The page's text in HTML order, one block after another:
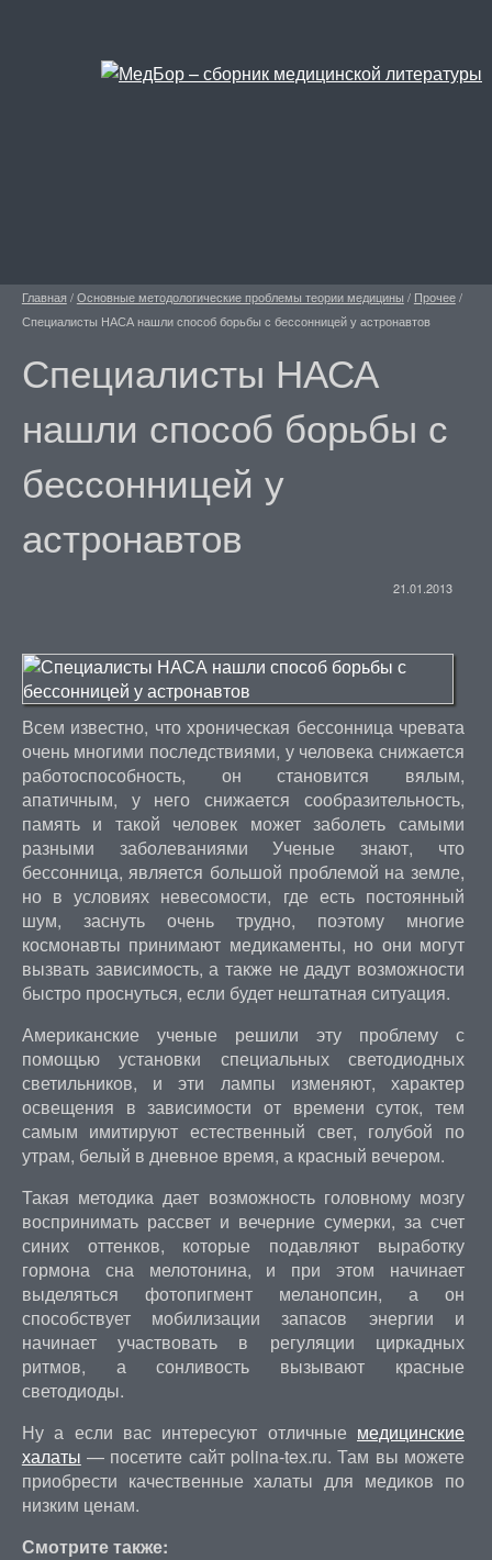
Главная /Основные методологические проблемы теории медицины / Прочее/
Специалисты НАСА нашли способ борьбы с бессонницей у астронавтов
Специалисты НАСА
нашли способ борьбы с
бессонницей у
астронавтов
21.01.2013
Всем известно, что хроническая бессонница чревата
очень многими последствиями, у человека снижается
работоспособность, он становится вялым,
апатичным, у него снижается сообразительность,
память и такой человек может заболеть самыми
разными заболеваниями Ученые знают, что
бессонница, является большой проблемой на земле,
но в условиях невесомости, где есть постоянный
шум, заснуть очень трудно, поэтому многие
космонавты принимают медикаменты, но они могут
вызвать зависимость, а также не дадут возможности
быстро проснуться, если будет нештатная ситуация.
Американские ученые решили эту проблему с
помощью установки специальных светодиодных
светильников, и эти лампы изменяют, характер
освещения в зависимости от времени суток, тем
самым имитируют естественный свет, голубой по
утрам, белый в дневное время, а красный вечером.
Такая методика дает возможность головному мозгу
воспринимать рассвет и вечерние сумерки, за счет
синих оттенков, которые подавляют выработку
гормона сна мелотонина, и при этом начинает
выделяться фотопигмент меланопсин, а он
способствует мобилизации запасов энергии и
начинает участвовать в регуляции циркадных
ритмов, а сонливость вызывают красные
светодиоды.
Ну а если вас интересуют отличные медицинские
халаты — посетите сайт polina-tex.ru. Там вы можете
приобрести качественные халаты для медиков по
низким ценам.
Смотрите также: